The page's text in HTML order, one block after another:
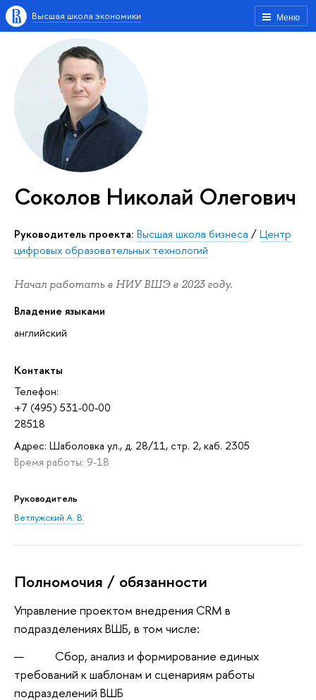
Меню
Высшая школа экономики
Соколов Николай Олегович
Руководитель проекта: Высшая школа бизнеса /Центр
цифровых образовательных технологий
Начал работать в НИУ ВШЭ в 2023 году.
Владение языками
английский
Контакты
Телефон:
+7 (495) 531-00-00
28518
Адрес: Шаболовка ул., д. 28/11, стр. 2, каб. 2305
Время работы: 9-18
Руководитель
Ветлужский А. В.
Полномочия / обязанности
Управление проектом внедрения CRM в
подразделениях ВШБ, в том числе:
Сбор, анализ и формирование единых
требований к шаблонам и сценариям работы
подразделений ВШБ